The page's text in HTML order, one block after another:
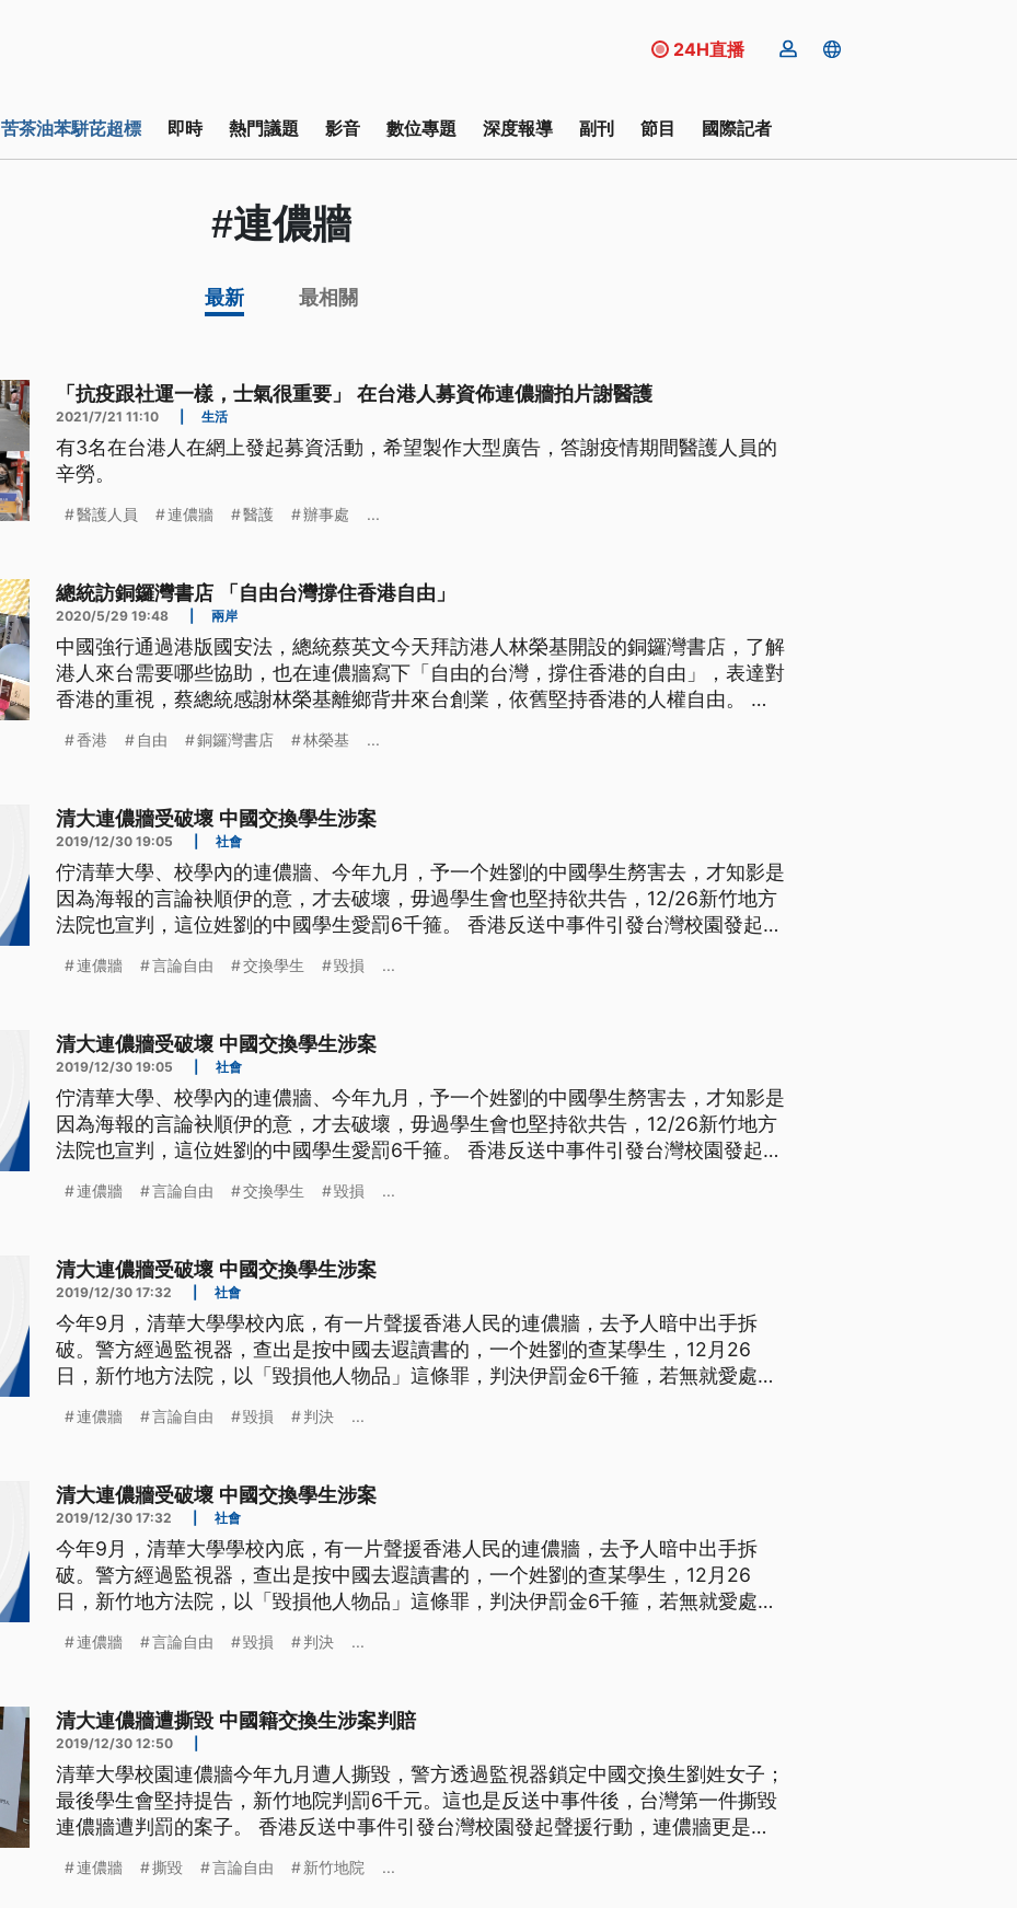
24H直播
苦茶油苯駢芘超標 即時 熱門議題 影音 數位專題 深度報導 副刊 節目 國際記者
#連儂牆
最新 最相關
「抗疫跟社運一樣，士氣很重要」 在台港人募資佈連儂牆拍片謝醫護
2021/7/21 11:10 生活
有3名在台港人在網上發起募資活動，希望製作大型廣告，答謝疫情期間醫護人員的
辛勞。
醫護人員 連儂牆 醫護 辦事處 ...
總統訪銅鑼灣書店 「自由台灣撐住香港自由」
2020/5/29 19:48 兩岸
中國強行通過港版國安法，總統蔡英文今天拜訪港人林榮基開設的銅鑼灣書店，了解
港人來台需要哪些協助，也在連儂牆寫下「自由的台灣，撐住香港的自由」，表達對
香港的重視，蔡總統感謝林榮基離鄉背井來台創業，依舊堅持香港的人權自由。 用
設的銅鑼灣書店，更在連儂牆寫下「自由的台灣撐住香港的自由」，短短12字的內
香港 自由 銅鑼灣書店 林榮基 ...
清大連儂牆受破壞 中國交換學生涉案
2019/12/30 19:05 社會
佇清華大學、校學內的連儂牆、今年九月，予一个姓劉的中國學生剺害去，才知影是
因為海報的言論袂順伊的意，才去破壞，毋過學生會也堅持欲共告，12/26新竹地方
法院也宣判，這位姓劉的中國學生愛罰6千箍。 香港反送中事件引發台灣校園發起聲
名劉姓陸生撕毀，新竹地院審理，全案依毀損他人物品罪判罰6千元，得易服勞役6
連儂牆 言論自由 交換學生 毀損 ...
清大連儂牆受破壞 中國交換學生涉案
2019/12/30 19:05 社會
佇清華大學、校學內的連儂牆、今年九月，予一个姓劉的中國學生剺害去，才知影是
因為海報的言論袂順伊的意，才去破壞，毋過學生會也堅持欲共告，12/26新竹地方
法院也宣判，這位姓劉的中國學生愛罰6千箍。 香港反送中事件引發台灣校園發起聲
名劉姓陸生撕毀，新竹地院審理，全案依毀損他人物品罪判罰6千元，得易服勞役6
連儂牆 言論自由 交換學生 毀損 ...
清大連儂牆受破壞 中國交換學生涉案
2019/12/30 17:32 社會
今年9月，清華大學學校內底，有一片聲援香港人民的連儂牆，去予人暗中出手拆
破。警方經過監視器，查出是按中國去遐讀書的，一个姓劉的查某學生，12月26
日，新竹地方法院，以「毀損他人物品」這條罪，判決伊罰金6千箍，若無就愛處分
事件引發台灣校園發起聲援行動，連儂牆更是遍地開花設置。只是沒想到今年9月，
連儂牆 言論自由 毀損 判決 ...
清大連儂牆受破壞 中國交換學生涉案
2019/12/30 17:32 社會
今年9月，清華大學學校內底，有一片聲援香港人民的連儂牆，去予人暗中出手拆
破。警方經過監視器，查出是按中國去遐讀書的，一个姓劉的查某學生，12月26
日，新竹地方法院，以「毀損他人物品」這條罪，判決伊罰金6千箍，若無就愛處分
事件引發台灣校園發起聲援行動，連儂牆更是遍地開花設置。只是沒想到今年9月，
連儂牆 言論自由 毀損 判決 ...
清大連儂牆遭撕毀 中國籍交換生涉案判賠
2019/12/30 12:50
清華大學校園連儂牆今年九月遭人撕毀，警方透過監視器鎖定中國交換生劉姓女子；
最後學生會堅持提告，新竹地院判罰6千元。這也是反送中事件後，台灣第一件撕毀
連儂牆遭判罰的案子。 香港反送中事件引發台灣校園發起聲援行動，連儂牆更是遍
地院審理，全案依毀損他人物品罪判罰6千元，得易服勞役6日偵查終結。 新竹地檢
連儂牆 撕毀 言論自由 新竹地院 ...